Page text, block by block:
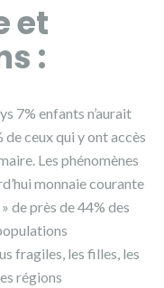
et
:
7% enfants n’aurait
de ceux qui y ont accès
Les phénomènes
monnaie courante
de près de 44% des
fragiles, les filles, les
régions